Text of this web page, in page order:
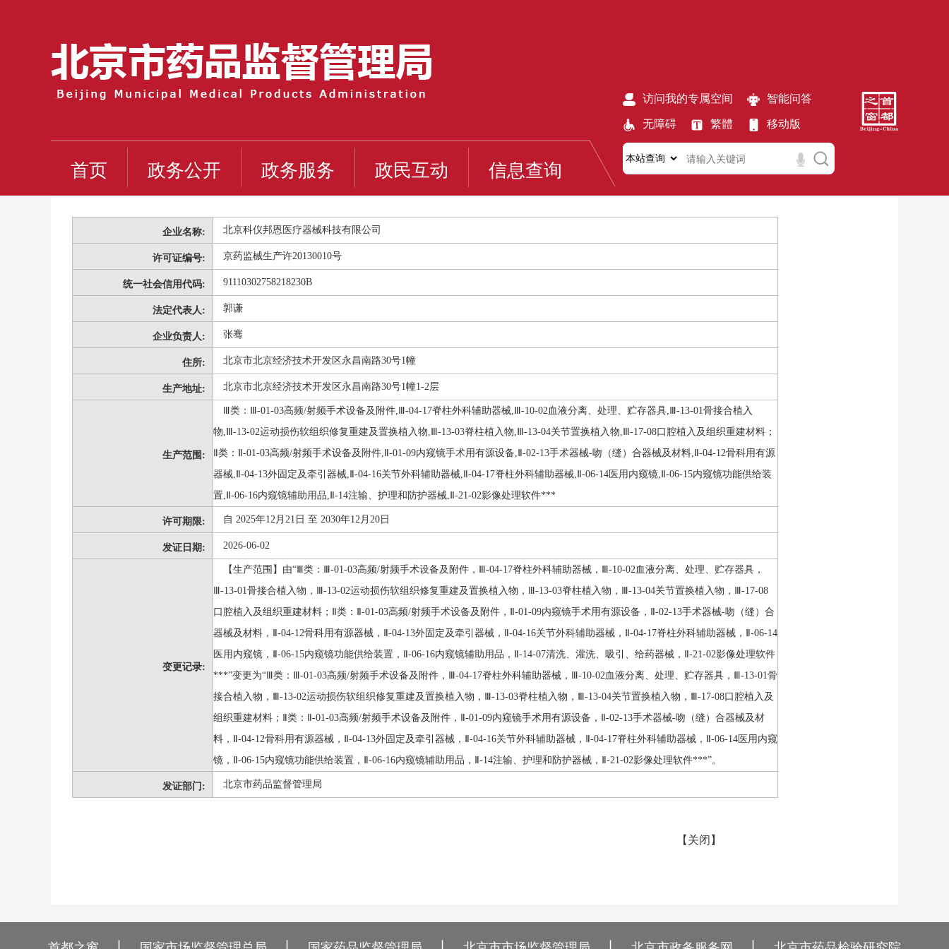
首页 政务公开 政务服务 政民互动 信息查询
访问我的专属空间 智能问答
无障碍 繁體 移动版
企业名称: 北京科仪邦恩医疗器械科技有限公司
许可证编号: 京药监械生产许20130010号
统一社会信用代码: 91110302758218230B
法定代表人: 郭谦
企业负责人: 张骞
住所: 北京市北京经济技术开发区永昌南路30号1幢
生产地址: 北京市北京经济技术开发区永昌南路30号1幢1-2层
生产范围:
Ⅲ类：Ⅲ-01-03高频/射频手术设备及附件,Ⅲ-04-17脊柱外科辅助器械,Ⅲ-10-02血液分离、处理、贮存器具,Ⅲ-13-01骨接合植入
物,Ⅲ-13-02运动损伤软组织修复重建及置换植入物,Ⅲ-13-03脊柱植入物,Ⅲ-13-04关节置换植入物,Ⅲ-17-08口腔植入及组织重建材料；
Ⅱ类：Ⅱ-01-03高频/射频手术设备及附件,Ⅱ-01-09内窥镜手术用有源设备,Ⅱ-02-13手术器械-吻（缝）合器械及材料,Ⅱ-04-12骨科用有源
器械,Ⅱ-04-13外固定及牵引器械,Ⅱ-04-16关节外科辅助器械,Ⅱ-04-17脊柱外科辅助器械,Ⅱ-06-14医用内窥镜,Ⅱ-06-15内窥镜功能供给装
置,Ⅱ-06-16内窥镜辅助用品,Ⅱ-14注输、护理和防护器械,Ⅱ-21-02影像处理软件***
许可期限: 自 2025年12月21日 至 2030年12月20日
发证日期: 2026-06-02
变更记录:
【生产范围】由“Ⅲ类：Ⅲ-01-03高频/射频手术设备及附件，Ⅲ-04-17脊柱外科辅助器械，Ⅲ-10-02血液分离、处理、贮存器具，
Ⅲ-13-01骨接合植入物，Ⅲ-13-02运动损伤软组织修复重建及置换植入物，Ⅲ-13-03脊柱植入物，Ⅲ-13-04关节置换植入物，Ⅲ-17-08
口腔植入及组织重建材料；Ⅱ类：Ⅱ-01-03高频/射频手术设备及附件，Ⅱ-01-09内窥镜手术用有源设备，Ⅱ-02-13手术器械-吻（缝）合
器械及材料，Ⅱ-04-12骨科用有源器械，Ⅱ-04-13外固定及牵引器械，Ⅱ-04-16关节外科辅助器械，Ⅱ-04-17脊柱外科辅助器械，Ⅱ-06-14
医用内窥镜，Ⅱ-06-15内窥镜功能供给装置，Ⅱ-06-16内窥镜辅助用品，Ⅱ-14-07清洗、灌洗、吸引、给药器械，Ⅱ-21-02影像处理软件
***”变更为“Ⅲ类：Ⅲ-01-03高频/射频手术设备及附件，Ⅲ-04-17脊柱外科辅助器械，Ⅲ-10-02血液分离、处理、贮存器具，Ⅲ-13-01骨
接合植入物，Ⅲ-13-02运动损伤软组织修复重建及置换植入物，Ⅲ-13-03脊柱植入物，Ⅲ-13-04关节置换植入物，Ⅲ-17-08口腔植入及
组织重建材料；Ⅱ类：Ⅱ-01-03高频/射频手术设备及附件，Ⅱ-01-09内窥镜手术用有源设备，Ⅱ-02-13手术器械-吻（缝）合器械及材
料，Ⅱ-04-12骨科用有源器械，Ⅱ-04-13外固定及牵引器械，Ⅱ-04-16关节外科辅助器械，Ⅱ-04-17脊柱外科辅助器械，Ⅱ-06-14医用内窥
镜，Ⅱ-06-15内窥镜功能供给装置，Ⅱ-06-16内窥镜辅助用品，Ⅱ-14注输、护理和防护器械，Ⅱ-21-02影像处理软件***”。
发证部门: 北京市药品监督管理局
【 关闭 】